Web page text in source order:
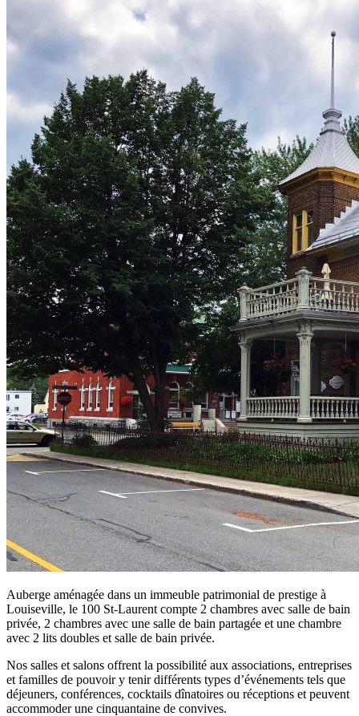
Auberge aménagée dans un immeuble patrimonial de prestige à
Louiseville, le 100 St-Laurent compte 2 chambres avec salle de bain
privée, 2 chambres avec une salle de bain partagée et une chambre
avec 2 lits doubles et salle de bain privée.
Nos salles et salons offrent la possibilité aux associations, entreprises
et familles de pouvoir y tenir différents types d’événements tels que
déjeuners, conférences, cocktails dînatoires ou réceptions et peuvent
accommoder une cinquantaine de convives.